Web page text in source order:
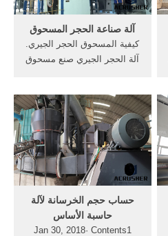
آلة صناعة الحجر المسحوق
كيفية المسحوق الحجر الجيري.
آلة الحجر الجيري صنع مسحوق
صناعة الرمل حجر المحاجر,
تصنيع الحجر الجيري المسحوق,
الحجر الجيري, إن . الحصول
على السعر
حساب حجم الخرسانة لآلة
حاسبة الأساس
Jan 30, 2018· Contents1